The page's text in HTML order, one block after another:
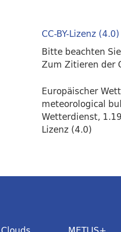
CC-BY-Lizenz (4.0)
Bitte beachten
Zum Zitieren der
Europäischer
meteorological
Wetterdienst,
Lizenz (4.0)